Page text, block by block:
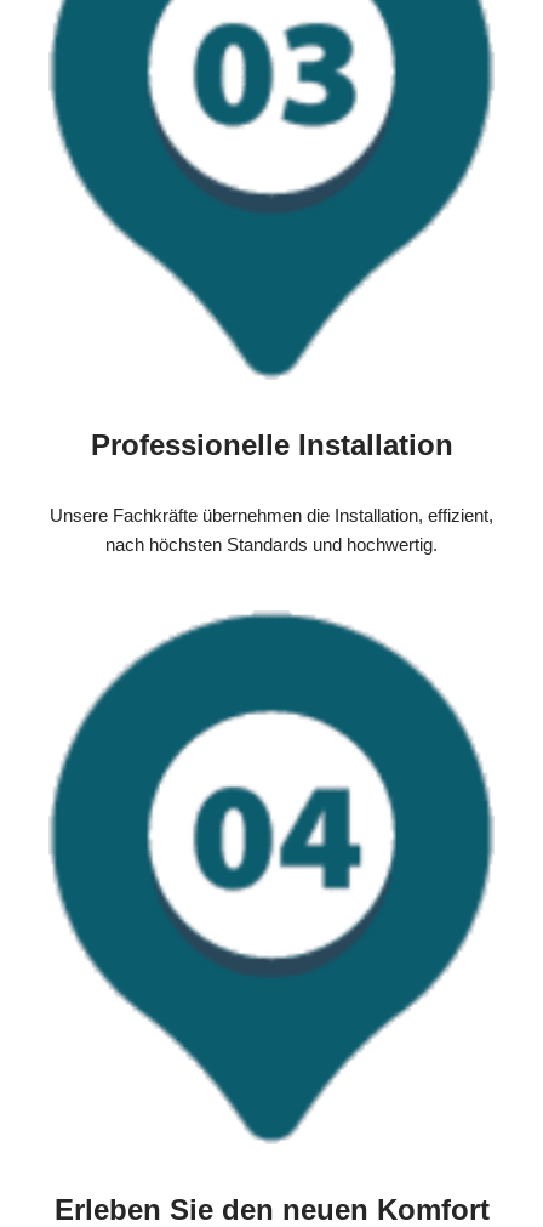
Professionelle Installation
Unsere Fachkräfte übernehmen die Installation, effizient,
nach höchsten Standards und hochwertig.
Erleben Sie den neuen Komfort